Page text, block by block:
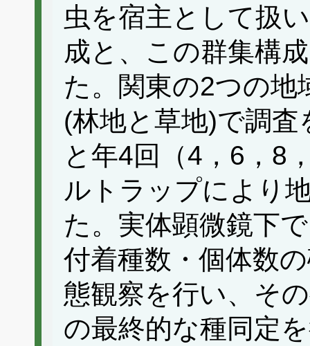
虫を宿主として扱
成と、この群集構
た。関東の2つの
(林地と草地)で調
と年4回（4，6，8
ルトラップにより
た。実体顕微鏡下
付着種数・個体数
態観察を行い、そ
の最終的な種同定